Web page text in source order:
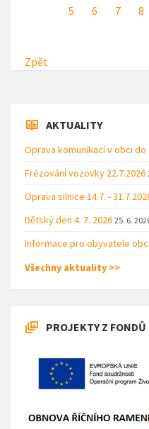
5
6 7 8
Zpět
AKTUALITY
Oprava komunikací v obci do
Frézování vozovky 22.7.2026
Oprava silnice 14.7. -
Dětský den 4. 7. 2026 25. 6.
Informace pro obyvatele
Všechny aktuality >>
PROJEKTY Z FONDŮ